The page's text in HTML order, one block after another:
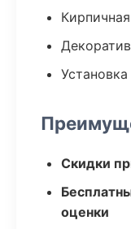
Скидки
оценки